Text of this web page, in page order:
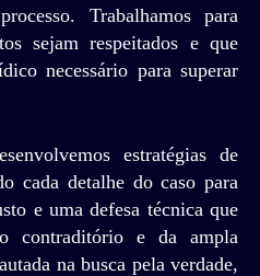
Trabalhamos para
sejam respeitados e que
necessário para superar
estratégias de
cada detalhe do caso para
e uma defesa técnica que
contraditório e da ampla
na busca pela verdade,